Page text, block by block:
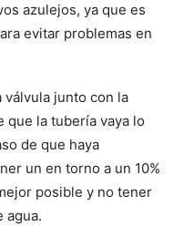
azulejos, ya que es
evitar problemas en
junto con la
que la tubería vaya lo
de que haya
un en torno a un 10%
posible y no tener
agua.